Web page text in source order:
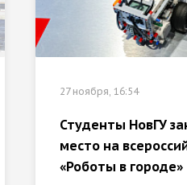
27 ноября, 16:54
Студенты НовГУ
место на
«Роботы в городе»